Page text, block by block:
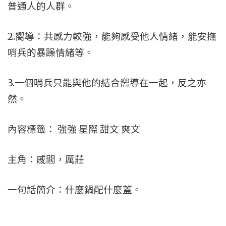
普通人的人群。
2.嚮導：共感力較強，能夠感受他人情緒，能安撫
哨兵的暴躁情緒等。
3.一個哨兵只能與他的結合嚮導在一起，反之亦
然。
內容標籤： 強強 星際 甜文 爽文
主角：戚閻，厲莊
一句話簡介：什麼鍋配什麼蓋。